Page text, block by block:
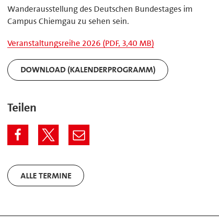
Wanderausstellung des Deutschen Bundestages im
Campus Chiemgau zu sehen sein.
Veranstaltungsreihe 2026 (PDF, 3,40 MB)
DOWNLOAD (KALENDERPROGRAMM)
Teilen
ALLE TERMINE